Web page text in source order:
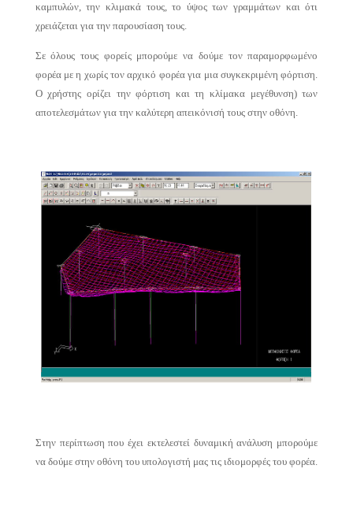
καμπυλών, την κλιμακά τους, το ύψος των γραμμάτων και ότι
χρειάζεται για την παρουσίαση τους.
Σε όλους τους φορείς μπορούμε να δούμε τον παραμορφωμένο
φορέα με η χωρίς τον αρχικό φορέα για μια συγκεκριμένη φόρτιση.
Ο χρήστης ορίζει την φόρτιση και τη κλίμακα μεγέθυνση) των
αποτελεσμάτων για την καλύτερη απεικόνισή τους στην οθόνη.
Στην περίπτωση που έχει εκτελεστεί δυναμική ανάλυση μπορούμε
να δούμε στην οθόνη του υπολογιστή μας τις ιδιομορφές του φορέα.